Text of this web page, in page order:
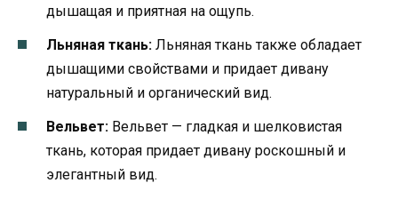
дышащая и приятная на ощупь.
Льняная ткань: Льняная ткань также обладает
дышащими свойствами и придает дивану
натуральный и органический вид.
Вельвет: Вельвет — гладкая и шелковистая
ткань, которая придает дивану роскошный и
элегантный вид.